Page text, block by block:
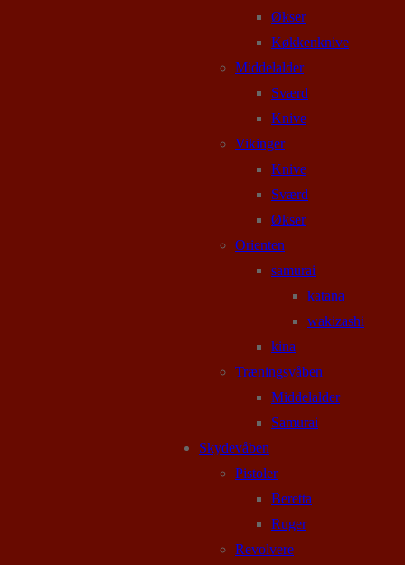
Økser
Køkkenknive
Middelalder
Sværd
Knive
Vikinger
Knive
Sværd
Økser
Orienten
samurai
katana
wakizashi
kina
Træningsvåben
Middelalder
Samurai
Skydevåben
Pistoler
Beretta
Ruger
Revolvere